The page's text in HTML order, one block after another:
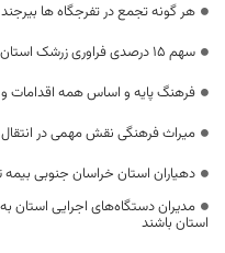
هر گونه تجمع در تفرجگاه ها
سهم 15 درصدی فراوری زرشک استان
فرهنگ پایه و اساس همه اقدامات
میراث فرهنگی نقش مهمی در
دهیاران استان خراسان جنوبی
مدیران دستگاه‌های اجرایی استان
استان باشند